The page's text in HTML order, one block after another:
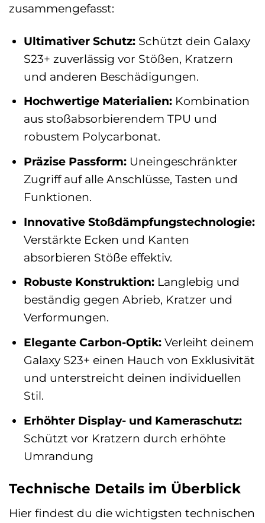
zusammengefasst:
Ultimativer Schutz: Schützt dein Galaxy
S23+ zuverlässig vor Stößen, Kratzern
und anderen Beschädigungen.
Hochwertige Materialien: Kombination
aus stoßabsorbierendem TPU und
robustem Polycarbonat.
Präzise Passform: Uneingeschränkter
Zugriff auf alle Anschlüsse, Tasten und
Funktionen.
Innovative Stoßdämpfungstechnologie:
Verstärkte Ecken und Kanten
absorbieren Stöße effektiv.
Robuste Konstruktion: Langlebig und
beständig gegen Abrieb, Kratzer und
Verformungen.
Elegante Carbon-Optik: Verleiht deinem
Galaxy S23+ einen Hauch von Exklusivität
und unterstreicht deinen individuellen
Stil.
Erhöhter Display- und Kameraschutz:
Schützt vor Kratzern durch erhöhte
Umrandung
Technische Details im Überblick
Hier findest du die wichtigsten technischen